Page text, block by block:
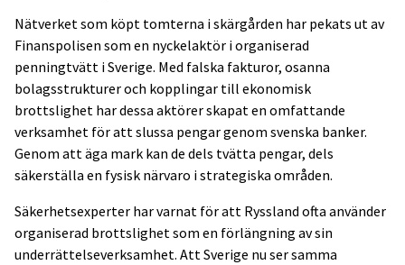
Nätverket som köpt tomterna i skärgården har pekats ut av
Finanspolisen som en nyckelaktör i organiserad
penningtvätt i Sverige. Med falska fakturor, osanna
bolagsstrukturer och kopplingar till ekonomisk
brottslighet har dessa aktörer skapat en omfattande
verksamhet för att slussa pengar genom svenska banker.
Genom att äga mark kan de dels tvätta pengar, dels
säkerställa en fysisk närvaro i strategiska områden.
Säkerhetsexperter har varnat för att Ryssland ofta använder
organiserad brottslighet som en förlängning av sin
underrättelseverksamhet. Att Sverige nu ser samma